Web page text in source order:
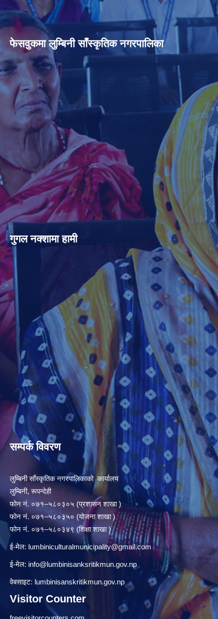
फेसवुकमा लुम्बिनी साँस्कृतिक नगरपालिका
गुगल नक्शामा हामी
सम्पर्क विवरण
लुम्बिनी साँस्कृतिक नगरपालिकाको कार्यालय
लुम्बिनी, रूपन्देही
फोन नं. ०७१–५८०३०५ (प्रशासन शाखा )
फोन नं. ०७१–५८०३५० (योजना शाखा )
फोन नं. ०७१–५८०३४९ (शिक्षा शाखा )
ई-मेल: lumbiniculturalmunicipality@gmail.com
ई-मेल: info@lumbinisanksritikmun.gov.np
वेबसाइट: lumbinisanskritikmun.gov.np
Visitor Counter